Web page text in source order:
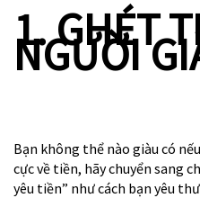
1. GHÉT
NGƯỜI
Bạn không thể nào giàu có
cực về tiền, hãy chuyển sang
yêu tiền” như cách bạn yêu